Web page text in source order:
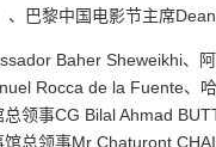
巴黎中国电影节主席
Baher Sheweikhi、
Rocca de la Fuente、
领事CG Bilal Ahmad
总领事Mr Chaturont